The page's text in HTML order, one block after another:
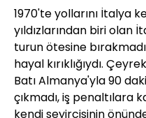
1970'te yollarını İtalya
yıldızlarından biri olan
turun ötesine
hayal kırıklığıydı.
Batı Almanya'yla 90
çıkmadı, iş penaltılara
kendi seyircisinin